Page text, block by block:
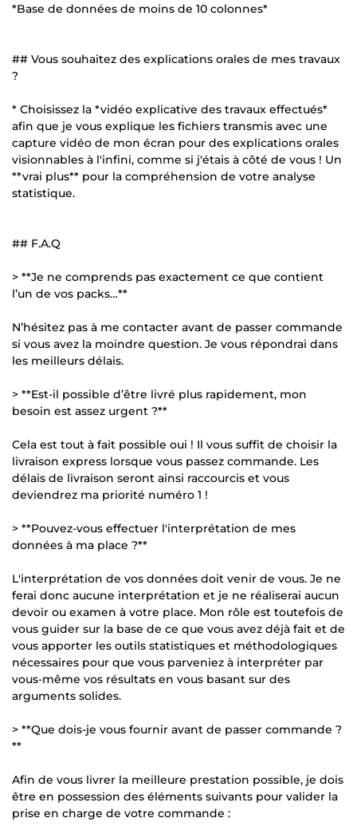
*Base de données de moins de 10 colonnes*
## Vous souhaitez des explications orales de mes travaux
?
* Choisissez la *vidéo explicative des travaux effectués*
afin que je vous explique les fichiers transmis avec une
capture vidéo de mon écran pour des explications orales
visionnables à l'infini, comme si j'étais à côté de vous ! Un
**vrai plus** pour la compréhension de votre analyse
statistique.
## F.A.Q
> **Je ne comprends pas exactement ce que contient
l’un de vos packs…**
N’hésitez pas à me contacter avant de passer commande
si vous avez la moindre question. Je vous répondrai dans
les meilleurs délais.
> **Est-il possible d’être livré plus rapidement, mon
besoin est assez urgent ?**
Cela est tout à fait possible oui ! Il vous suffit de choisir la
livraison express lorsque vous passez commande. Les
délais de livraison seront ainsi raccourcis et vous
deviendrez ma priorité numéro 1 !
> **Pouvez-vous effectuer l'interprétation de mes
données à ma place ?**
L'interprétation de vos données doit venir de vous. Je ne
ferai donc aucune interprétation et je ne réaliserai aucun
devoir ou examen à votre place. Mon rôle est toutefois de
vous guider sur la base de ce que vous avez déjà fait et de
vous apporter les outils statistiques et méthodologiques
nécessaires pour que vous parveniez à interpréter par
vous-même vos résultats en vous basant sur des
arguments solides.
> **Que dois-je vous fournir avant de passer commande ?
**
Afin de vous livrer la meilleure prestation possible, je dois
être en possession des éléments suivants pour valider la
prise en charge de votre commande :